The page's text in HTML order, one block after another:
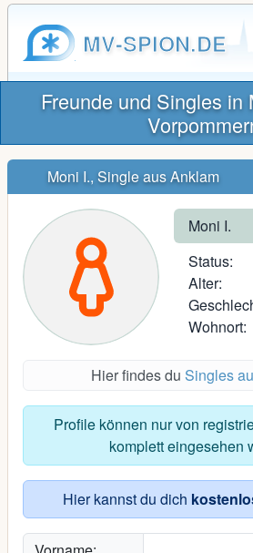
MV-SPION.DE
Freunde und Singles in
Moni I., Single aus Anklam
Moni I.
Status:
Alter:
Wohnort:
Hier findes du Singles
Profile können nur von
komplett eingesehen
Hier kannst du dich